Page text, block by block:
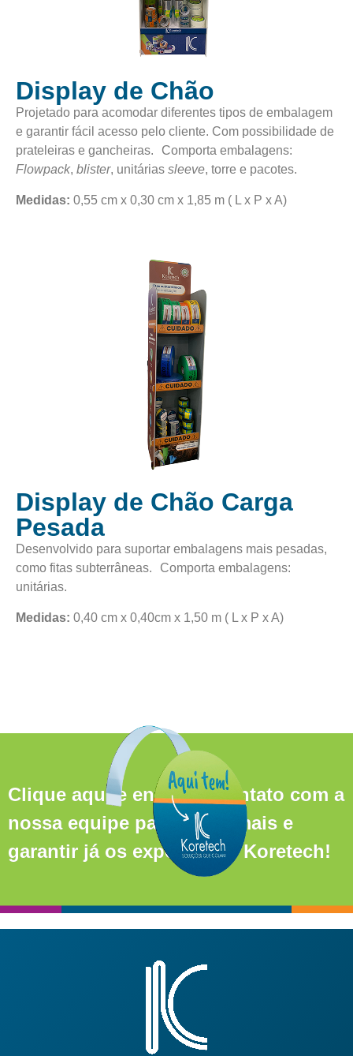
Display de Chão
Projetado para acomodar diferentes tipos de embalagem
e garantir fácil acesso pelo cliente. Com possibilidade de
prateleiras e gancheiras. Comporta embalagens:
Flowpack, blister, unitárias sleeve, torre e pacotes.
Medidas: 0,55 cm x 0,30 cm x 1,85 m ( L x P x A)
Display de Chão Carga
Pesada
Desenvolvido para suportar embalagens mais pesadas,
como fitas subterrâneas. Comporta embalagens:
unitárias.
Medidas: 0,40 cm x 0,40cm x 1,50 m ( L x P x A)
Clique aqui e entre em contato com a
nossa equipe para saber mais e
garantir já os expositores Koretech!